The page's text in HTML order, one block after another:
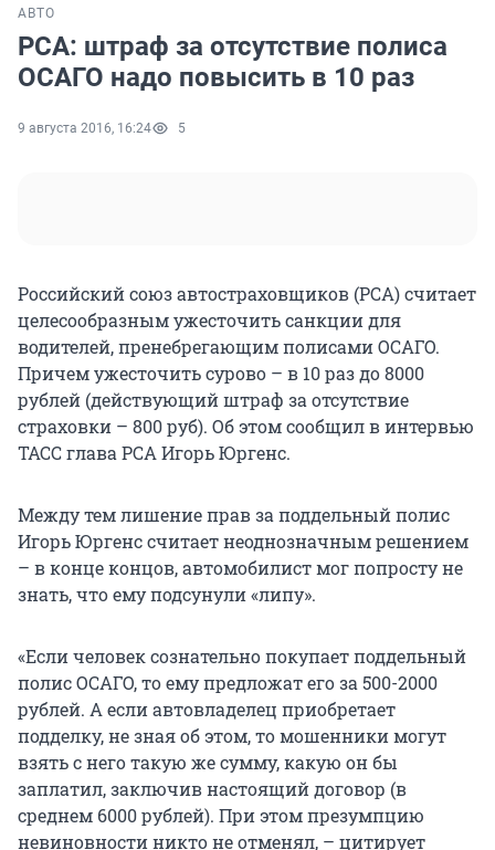
АВТО
РСА: штраф за отсутствие полиса
ОСАГО надо повысить в 10 раз
9 августа 2016, 16:24 5
Российский союз автостраховщиков (РСА) считает
целесообразным ужесточить санкции для
водителей, пренебрегающим полисами ОСАГО.
Причем ужесточить сурово – в 10 раз до 8000
рублей (действующий штраф за отсутствие
страховки – 800 руб). Об этом сообщил в интервью
ТАСС глава РСА Игорь Юргенс.
Между тем лишение прав за поддельный полис
Игорь Юргенс считает неоднозначным решением
– в конце концов, автомобилист мог попросту не
знать, что ему подсунули «липу».
«Если человек сознательно покупает поддельный
полис ОСАГО, то ему предложат его за 500-2000
рублей. А если автовладелец приобретает
подделку, не зная об этом, то мошенники могут
взять с него такую же сумму, какую он бы
заплатил, заключив настоящий договор (в
среднем 6000 рублей). При этом презумпцию
невиновности никто не отменял, – цитирует